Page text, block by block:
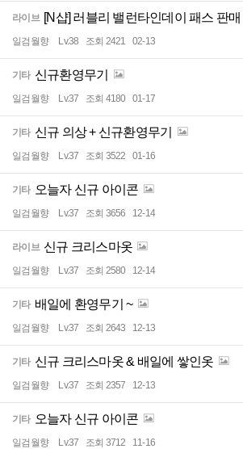
라이브 [N샵] 러블리 밸런타인데이 패스 판
일검월향 Lv.38 조회 2421 02-13
기타 신규환영무기
일검월향 Lv.37 조회 4180 01-17
기타 신규 의상 + 신규환영무기
일검월향 Lv.37 조회 3522 01-16
기타 오늘자 신규 아이콘
일검월향 Lv.37 조회 3656 12-14
라이브 신규 크리스마옷
일검월향 Lv.37 조회 2580 12-14
기타 배일에 환영무기 ~
일검월향 Lv.37 조회 2643 12-13
기타 신규 크리스마옷 & 배일에 쌓인옷
일검월향 Lv.37 조회 2357 12-13
기타 오늘자 신규 아이콘
일검월향 Lv.37 조회 3712 11-16